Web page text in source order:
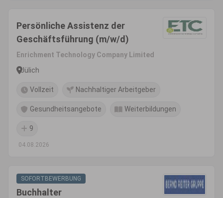
Persönliche Assistenz der
Geschäftsführung (m/w/d)
Enrichment Technology Company Limited
Jülich
Vollzeit Nachhaltiger Arbeitgeber
Gesundheitsangebote Weiterbildungen
9
04.08.2026
SOFORTBEWERBUNG
Buchhalter